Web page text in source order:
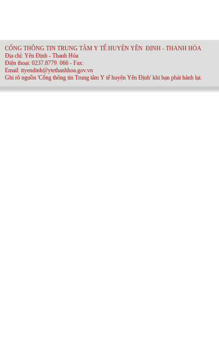
CỔNG THÔNG TIN TRUNG TÂM Y TẾ HUYỆN YÊN ĐỊNH - THANH HÓA
Địa chỉ: Yên Định - Thanh Hóa
Điện thoại: 0237.8779. 066 - Fax:
Email: ttyendinh@ytethanhhoa.gov.vn
Ghi rõ nguồn 'Cổng thông tin Trung tâm Y tế huyện Yên Định' khi bạn phát hành lại.